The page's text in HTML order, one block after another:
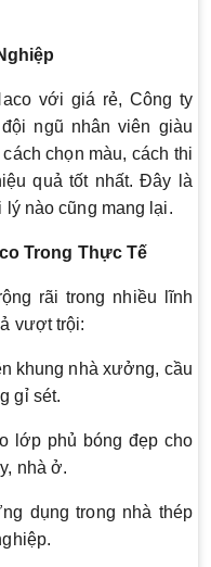
với giá rẻ, Công ty
ngũ nhân viên giàu
chọn màu, cách thi
quả tốt nhất. Đây là
lý nào cũng mang lại.
Trong Thực Tế
rãi trong nhiều lĩnh
vượt trội:
khung nhà xưởng, cầu
gỉ sét.
lớp phủ bóng đẹp cho
nhà ở.
dụng trong nhà thép